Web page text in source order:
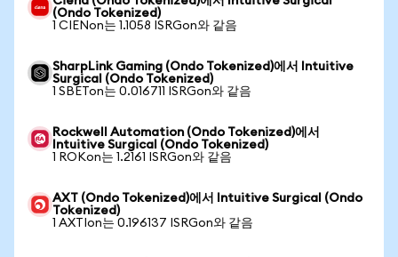
(Ondo Tokenized)
1 CIENon는 1.1058 ISRGon와 같음
SharpLink Gaming (Ondo Tokenized)에서 Intuitive
Surgical (Ondo Tokenized)
1 SBETon는 0.016711 ISRGon와 같음
Rockwell Automation (Ondo Tokenized)에서
Intuitive Surgical (Ondo Tokenized)
1 ROKon는 1.2161 ISRGon와 같음
AXT (Ondo Tokenized)에서 Intuitive Surgical (Ondo
Tokenized)
1 AXTIon는 0.196137 ISRGon와 같음